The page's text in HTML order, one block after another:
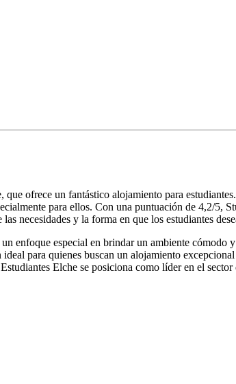
ofrece un fantástico alojamiento para
para ellos. Con una puntuación de 4,2/5,
necesidades y la forma en que los estudiantes
enfoque especial en brindar un ambiente
para quienes buscan un alojamiento
Elche se posiciona como líder en el